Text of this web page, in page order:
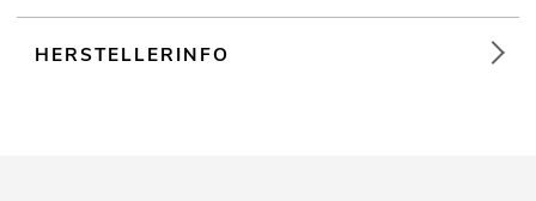
HERSTELLERINFO